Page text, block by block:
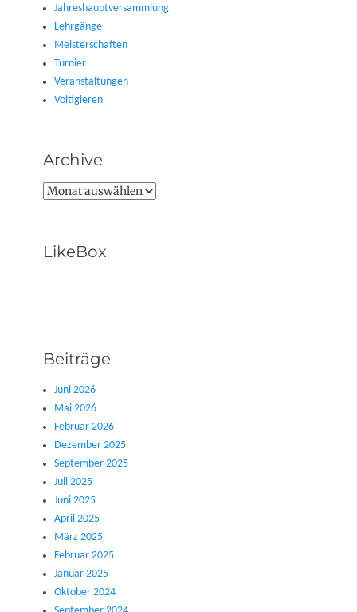
Jahreshauptversammlung
Lehrgänge
Meisterschaften
Turnier
Veranstaltungen
Voltigieren
Archive
Archive
LikeBox
Beiträge
Juni 2026
Mai 2026
Februar 2026
Dezember 2025
September 2025
Juli 2025
Juni 2025
April 2025
März 2025
Februar 2025
Januar 2025
Oktober 2024